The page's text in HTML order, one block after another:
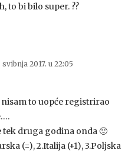
to bi bilo super. ??
2017. u 22:05
nisam to uopće registrirao
tek druga godina onda 🙂
(=), 2.Italija (+1), 3.Poljska